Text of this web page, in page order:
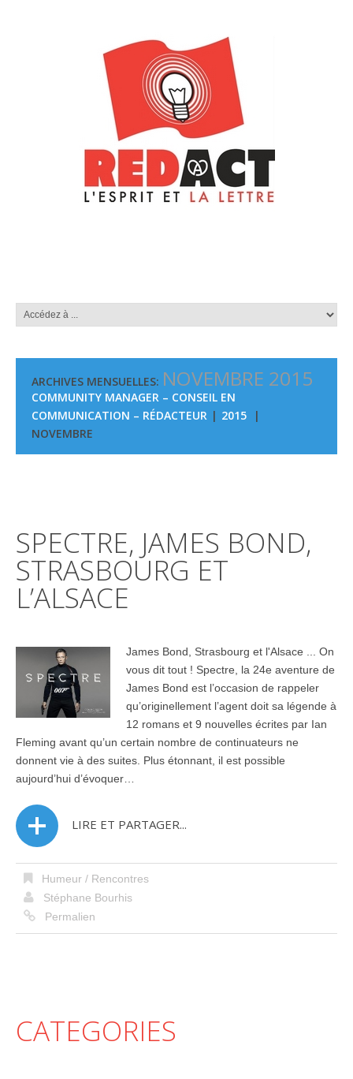
ARCHIVES MENSUELLES: NOVEMBRE 2015
COMMUNITY MANAGER – CONSEIL EN
COMMUNICATION – RÉDACTEUR
2015
NOVEMBRE
SPECTRE, JAMES BOND,
STRASBOURG ET
L’ALSACE
James Bond, Strasbourg et l'Alsace ... On
vous dit tout ! Spectre, la 24e aventure de
James Bond est l’occasion de rappeler
qu’originellement l’agent doit sa légende à
12 romans et 9 nouvelles écrites par Ian
Fleming avant qu’un certain nombre de continuateurs ne
donnent vie à des suites. Plus étonnant, il est possible
aujourd’hui d’évoquer…
LIRE ET PARTAGER...
Humeur / Rencontres
Stéphane Bourhis
Permalien
CATEGORIES